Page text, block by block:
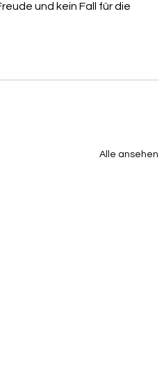
und kein Fall für die
Alle ansehen